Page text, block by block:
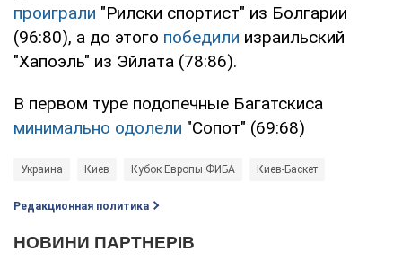
проиграли "Рилски спортист" из Болгарии
(96:80), а до этого победили израильский
"Хапоэль" из Эйлата (78:86).
В первом туре подопечные Багатскиса
минимально одолели "Сопот" (69:68)
Украина Киев Кубок Европы ФИБА Киев-Баскет
Редакционная политика